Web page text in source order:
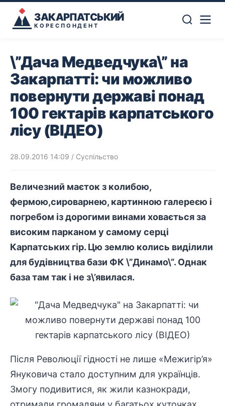
ЗАКАРПАТСЬКИЙ
КОРЕСПОНДЕНТ
\”Дача Медведчука\” на
Закарпатті: чи можливо
повернути державі понад
100 гектарів карпатського
лісу (ВІДЕО)
28.09.2016 14:09 / Суспільство
Величезний маєток з колибою,
фермою,сироварнею, картинною галереєю і
погребом із дорогими винами ховається за
високим парканом у самому серці
Карпатських гір. Цю землю колись виділили
для будівництва бази ФК \”Динамо\”. Однак
база там так і не з\’явилася.
Після Революції гідності не лише «Межигір’я»
Януковича стало доступним для українців.
Змогу подивитися, як жили казнокради,